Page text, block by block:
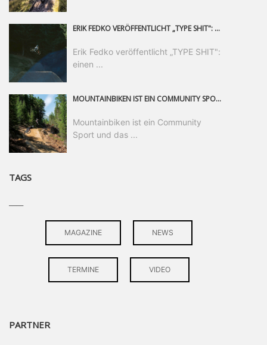
ERIK FEDKO VERÖFFENTLICHT „TYPE SHIT": EINEN 23-MINÜTIGEN MOUNTAINBIKE-FILM, ÜBER DREI JAHRE RUND UM DIE WELT GEDREHT. ZEITGLEICH LAUNCHT ER DIE GLEICHNAMIGE KOLLEKTION SEINER BRAND TYPE. EIN SEGMENT DES FILMS ERSCHEINT SEPARAT AUF RED BULL BIKE.
Erik Fedko veröffentlicht „TYPE SHIT":
einen ...
MOUNTAINBIKEN IST EIN COMMUNITY SPORT UND DAS BEWEIST SICH IN DER BIKE REPUBLIC SÖLDEN GERADE EINDRUCKSVOLL AUF ALLEN LEVELN. FREERIDE PROFI, SHAPERIN UND FRISCH GEWÄHLTE SWATCH NINES MVP VERO SANDLER IST BEGEISTERT VON DER VIELFALT DER BIKE DESTINATION, DER NEUEN JUMPLINE UND PLÄDIERT FÜR MUT BEI (FRAUEN) COMMUNITIES. VERO UND IHR VERLOBTER SAM HODGES VERBRINGEN MEHRERE MONATE IN DER BIKE REPUBLIC UND LASSEN UNS DARAN TEILHABEN. UM COMMUNITY GEHT ES AUCH BEI DER PARTNERSCHAFT ZWISCHEN SÖLDEN UND DEM NEUEN RIDERS PARK DONOVALY IN DER SLOWAKEI: DER DORTIGE TOURISMUSDIREKTOR JIRI PEC IST ÜBERZEUGT: VON MEHR BIKEPARKS PROFITIERT DIE GANZE MTB-SZENE – UND MIT DOMINIK LINSER, GESCHÄFTSFÜHRER DER BRS, HAT ER DAMIT DEN PERFEKTEN PARTNER GEFUNDEN.
Mountainbiken ist ein Community
Sport und das ...
TAGS
MAGAZINE NEWS
TERMINE VIDEO
PARTNER